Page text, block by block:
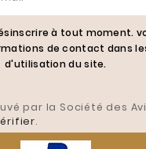
à tout moment.
de contact dans
d'utilisation du site.
par la Société des
.